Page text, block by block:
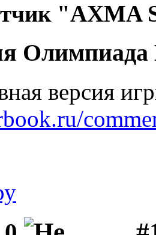
"AXMA
Олимпиада
версия